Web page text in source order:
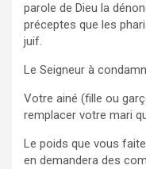
parole de Dieu la
préceptes que les
juif.
Le Seigneur à
Votre ainé (fille ou
remplacer votre mari
Le poids que vous
en demandera des